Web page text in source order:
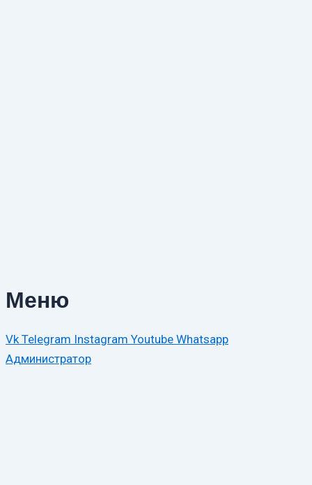
Меню
Vk Telegram Instagram Youtube Whatsapp
Администратор